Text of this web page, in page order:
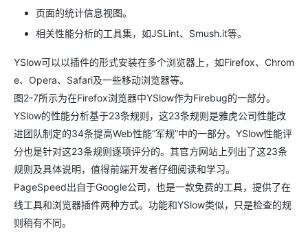
页面的统计信息视图。
相关性能分析的工具集，如JSLint、Smush.it等。
YSlow可以以插件的形式安装在多个浏览器上，如Firefox、Chrom
e、Opera、Safari及一些移动浏览器等。
图2-7所示为在Firefox浏览器中YSlow作为Firebug的一部分。
YSlow的性能分析基于23条规则，这23条规则是雅虎公司性能改
进团队制定的34条提高Web性能“军规”中的一部分。YSlow性能评
分也是针对这23条规则逐项评分的。其官方网站上列出了这23条
规则及具体说明，值得前端开发者仔细阅读和学习。
PageSpeed出自于Google公司，也是一款免费的工具，提供了在
线工具和浏览器插件两种方式。功能和YSlow类似，只是检查的规
则稍有不同。